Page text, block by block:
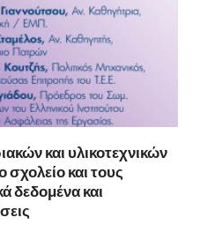
και υλικοτεχνικών
και τους
δεδομένα και